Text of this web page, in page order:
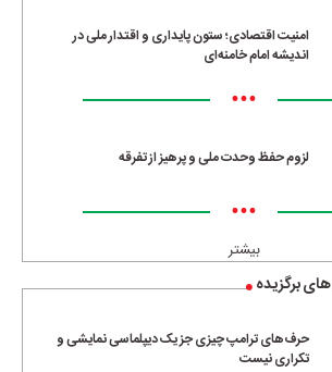
امنیت اقتصادی؛ ستون پایداری و اقتدار ملی در
اندیشه امام خامنه‌ای
•••
لزوم حفظ وحدت ملی و پرهیز از تفرقه
•••
بیشتر
برگزیده
حرف‌های ترامپ چیزی جز یک دیپلماسی نمایشی و
تکراری نیست